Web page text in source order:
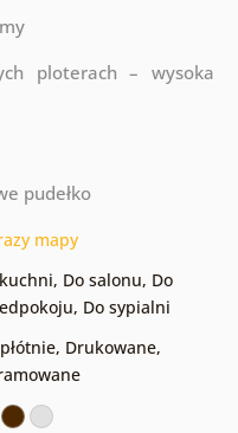
ploterach – wysoka
pudełko
mapy
, Do salonu, Do
, Do sypialni
, Drukowane,